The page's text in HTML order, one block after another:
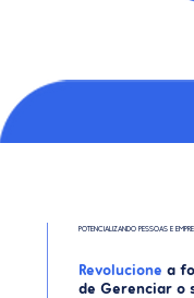
POTENCIALIZANDO PESSOAS E
Revolucione a
de Gerenciar o